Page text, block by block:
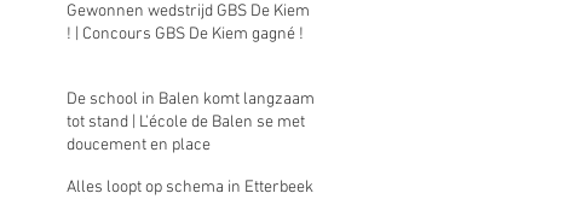
Gewonnen wedstrijd GBS De Kiem
! | Concours GBS De Kiem gagné !
De school in Balen komt langzaam
tot stand | L'école de Balen se met
doucement en place
Alles loopt op schema in Etterbeek